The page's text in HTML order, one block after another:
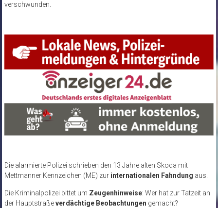
verschwunden.
Die alarmierte Polizei schrieben den 13 Jahre alten Skoda mit
Mettmanner Kennzeichen (ME) zur internationalen Fahndung aus.
Die Kriminalpolizei bittet um Zeugenhinweise: Wer hat zur Tatzeit an
der Hauptstraßeverdächtige Beobachtungen gemacht?